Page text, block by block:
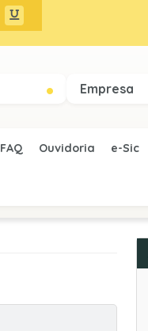
Empresa
FAQ Ouvidoria e-Sic